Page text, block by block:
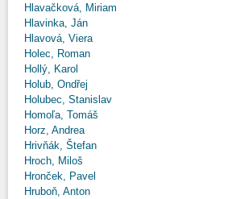
Hlavačková, Miriam
Hlavinka, Ján
Hlavová, Viera
Holec, Roman
Hollý, Karol
Holub, Ondřej
Holubec, Stanislav
Homoľa, Tomáš
Horz, Andrea
Hrivňák, Štefan
Hroch, Miloš
Hronček, Pavel
Hruboň, Anton